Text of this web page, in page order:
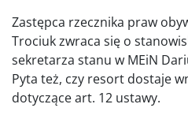
Zastępca rzecznika praw
Trociuk zwraca się o
sekretarza stanu w MEiN
Pyta też, czy resort dostaje
dotyczące art. 12 ustawy.